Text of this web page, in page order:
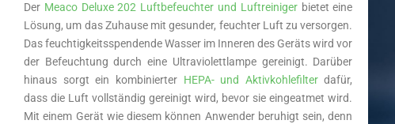
Der Meaco Deluxe 202 Luftbefeuchter und Luftreiniger bietet eine
Lösung, um das Zuhause mit gesunder, feuchter Luft zu versorgen.
Das feuchtigkeitsspendende Wasser im Inneren des Geräts wird vor
der Befeuchtung durch eine Ultraviolettlampe gereinigt. Darüber
hinaus sorgt ein kombinierter HEPA- und Aktivkohlefilterdafür,
dass die Luft vollständig gereinigt wird, bevor sie eingeatmet wird.
Mit einem Gerät wie diesem können Anwender beruhigt sein, denn